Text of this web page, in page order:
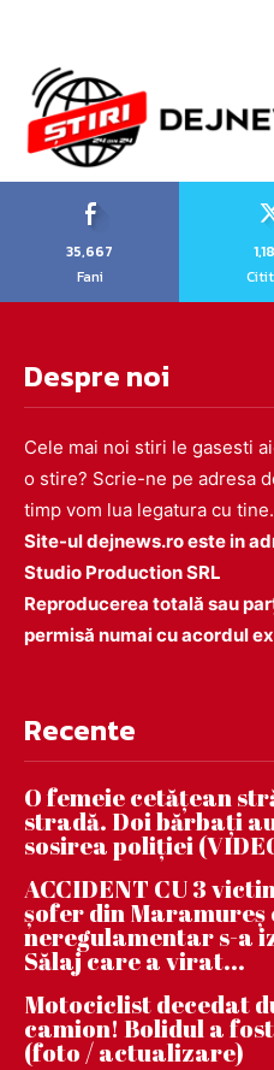
35,667
Fani
Despre noi
Cele mai noi stiri le gasesti
o stire? Scrie-ne pe adresa
timp vom lua legatura cu tine.
Site-ul dejnews.ro este in
Studio Production SRL
Reproducerea totală sau
permisă numai cu acordul
Recente
O femeie cetățean
stradă. Doi bărbați
sosirea poliției
ACCIDENT CU 3
șofer din Maramureș
neregulamentar s-a
Sălaj care a virat...
Motociclist decedat
camion! Bolidul a
(foto / actualizare)